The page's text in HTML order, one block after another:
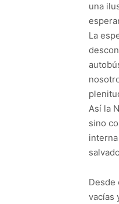
una
La
Así la
sino
Desde
vacías